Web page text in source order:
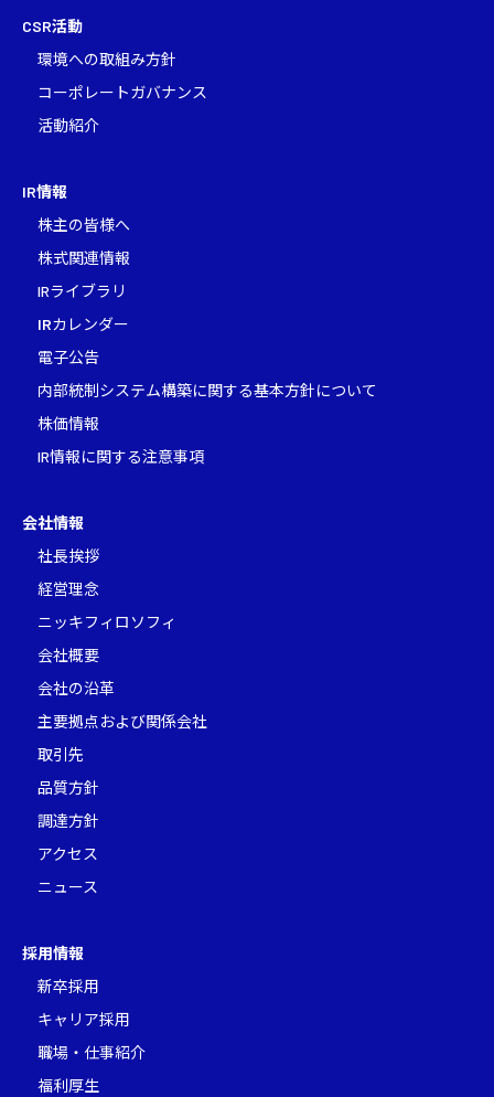
CSR活動
環境への取組み方針
コーポレートガバナンス
活動紹介
IR情報
株主の皆様へ
株式関連情報
IRライブラリ
IRカレンダー
電子公告
内部統制システム構築に関する基本方針について
株価情報
IR情報に関する注意事項
会社情報
社長挨拶
経営理念
ニッキフィロソフィ
会社概要
会社の沿革
主要拠点および関係会社
取引先
品質方針
調達方針
アクセス
ニュース
採用情報
新卒採用
キャリア採用
職場・仕事紹介
福利厚生